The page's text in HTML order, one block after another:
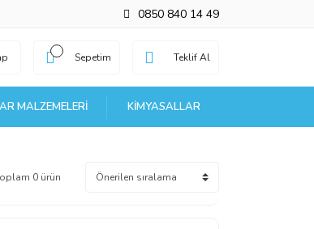
0850 840 14 49
Sepetim Teklif Al
MALZEMELERI KIMYASALLAR
0 ürün